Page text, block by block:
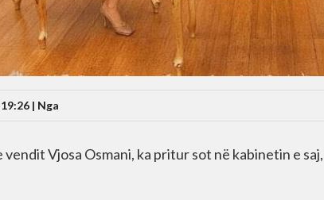
| Nga
vendit Vjosa Osmani, ka pritur sot në kabinetin e